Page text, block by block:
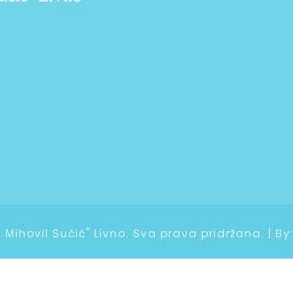
Sučić" Livno. Sva prava pridržana. | By: